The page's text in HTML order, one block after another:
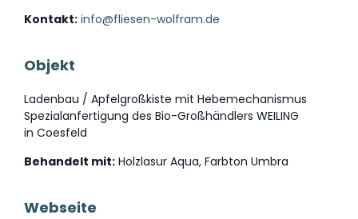
Kontakt: info@fliesen-wolfram.de
Objekt
Ladenbau / Apfelgroßkiste mit Hebemechanismus
Spezialanfertigung des Bio-Großhändlers WEILING
in Coesfeld
Behandelt mit: Holzlasur Aqua, Farbton Umbra
Webseite